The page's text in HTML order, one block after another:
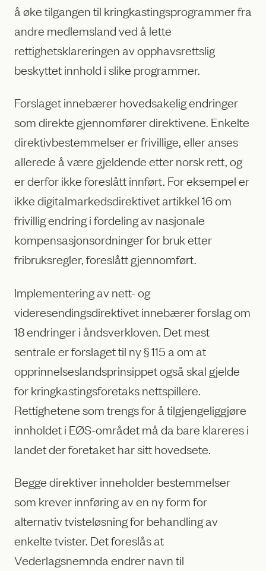
å øke tilgangen til kringkastingsprogrammer fra
andre medlemsland ved å lette
rettighetsklareringen av opphavsrettslig
beskyttet innhold i slike programmer.
Forslaget innebærer hovedsakelig endringer
som direkte gjennomfører direktivene. Enkelte
direktivbestemmelser er frivillige, eller anses
allerede å være gjeldende etter norsk rett, og
er derfor ikke foreslått innført. For eksempel er
ikke digitalmarkedsdirektivet artikkel 16 om
frivillig endring i fordeling av nasjonale
kompensasjonsordninger for bruk etter
fribruksregler, foreslått gjennomført.
Implementering av nett- og
videresendingsdirektivet innebærer forslag om
18 endringer i åndsverkloven. Det mest
sentrale er forslaget til ny § 115 a om at
opprinnelseslandsprinsippet også skal gjelde
for kringkastingsforetaks nettspillere.
Rettighetene som trengs for å tilgjengeliggjøre
innholdet i EØS-området må da bare klareres i
landet der foretaket har sitt hovedsete.
Begge direktiver inneholder bestemmelser
som krever innføring av en ny form for
alternativ tvisteløsning for behandling av
enkelte tvister. Det foreslås at
Vederlagsnemnda endrer navn til